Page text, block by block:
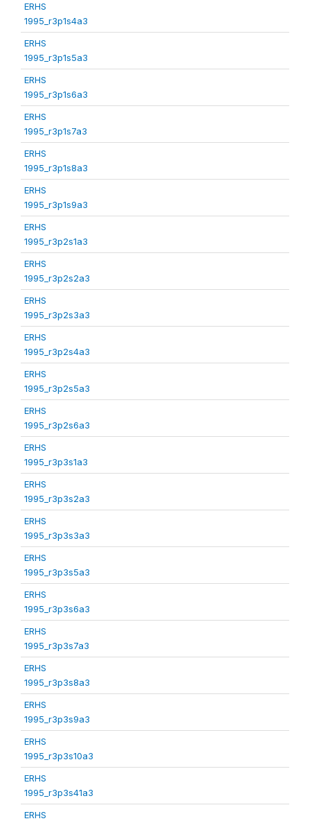
ERHS
1995_r3p1s4a3
ERHS
1995_r3p1s5a3
ERHS
1995_r3p1s6a3
ERHS
1995_r3p1s7a3
ERHS
1995_r3p1s8a3
ERHS
1995_r3p1s9a3
ERHS
1995_r3p2s1a3
ERHS
1995_r3p2s2a3
ERHS
1995_r3p2s3a3
ERHS
1995_r3p2s4a3
ERHS
1995_r3p2s5a3
ERHS
1995_r3p2s6a3
ERHS
1995_r3p3s1a3
ERHS
1995_r3p3s2a3
ERHS
1995_r3p3s3a3
ERHS
1995_r3p3s5a3
ERHS
1995_r3p3s6a3
ERHS
1995_r3p3s7a3
ERHS
1995_r3p3s8a3
ERHS
1995_r3p3s9a3
ERHS
1995_r3p3s10a3
ERHS
1995_r3p3s41a3
ERHS